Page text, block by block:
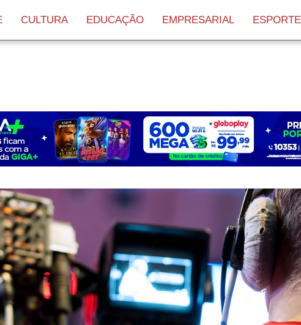
storage/0/34/7c/portalaraxa1/public_html/wp-content/
CULTURA EDUCAÇÃO EMPRESARIAL ESPORTE